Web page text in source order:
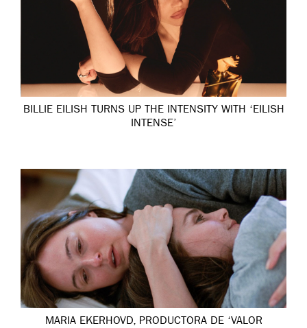
BILLIE EILISH TURNS UP THE INTENSITY WITH ‘EILISH
INTENSE’
MARIA EKERHOVD, PRODUCTORA DE ‘VALOR